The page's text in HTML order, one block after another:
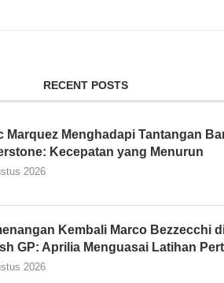
RECENT POSTS
Marquez Menghadapi Tantangan
Kecepatan yang Menurun
2026
Kembali Marco Bezzecchi
GP: Aprilia Menguasai Latihan
2026